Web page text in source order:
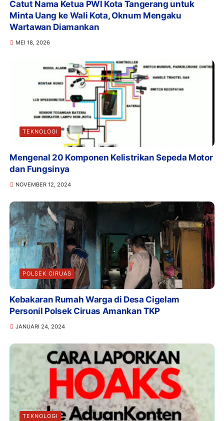
Catut Nama Ketua PWI Kota Tangerang untuk
Minta Uang ke Wali Kota, Oknum Mengaku
Wartawan Diamankan
MEI 18, 2026
TEKNOLOGI
Mengenal 20 Komponen Kelistrikan Sepeda Motor
dan Fungsinya
NOVEMBER 12, 2024
POLSEK CIRUAS
Kebakaran Rumah Warga di Desa Cigelam
Personil Polsek Ciruas Amankan TKP
JANUARI 24, 2024
TEKNOLOGI